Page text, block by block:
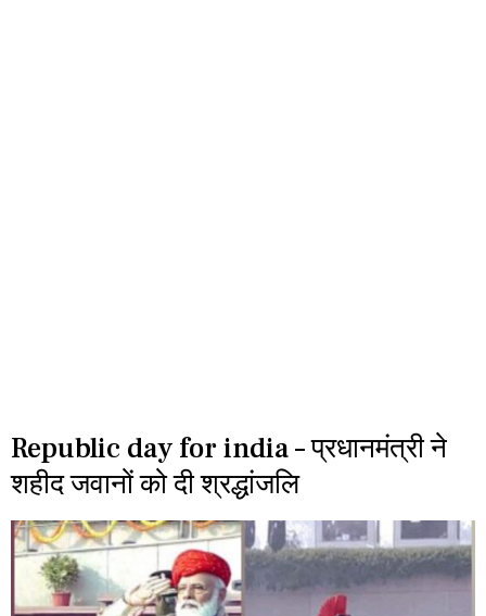
Republic day for india – प्रधानमंत्री ने
शहीद जवानों को दी श्रद्धांजलि